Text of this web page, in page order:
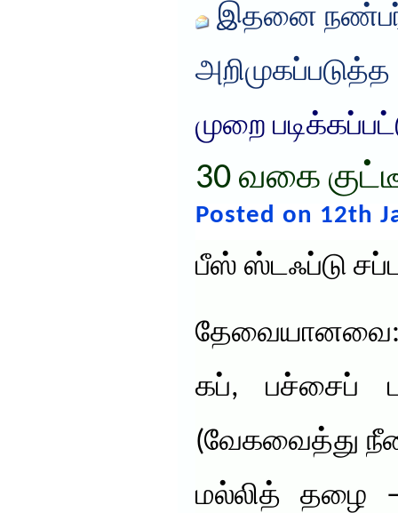
இதனை
அறிமுகப்படுத்த
முறை
30 வகை
Posted on 12th
பீஸ் ஸ்டஃப்டு
கப், பச்சைப்
(வேகவைத்து
மல்லித் தழை